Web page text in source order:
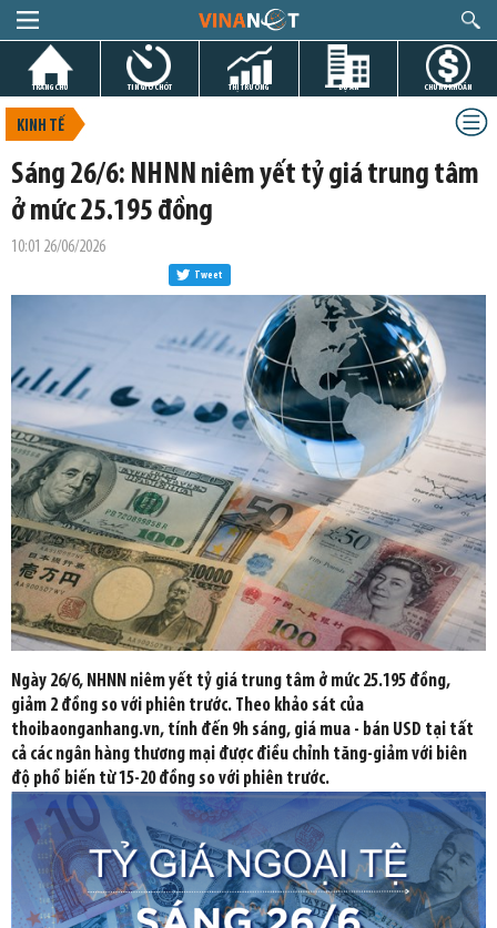
TRANG CHỦ TIN GIỜ CHÓT THỊ TRƯỜNG DỰ ÁN CHỨNG KHOÁN
KINH TẾ
Sáng 26/6: NHNN niêm yết tỷ giá trung tâm
ở mức 25.195 đồng
10:01 26/06/2026
Tweet
Ngày 26/6, NHNN niêm yết tỷ giá trung tâm ở mức 25.195 đồng,
giảm 2 đồng so với phiên trước. Theo khảo sát của
thoibaonganhang.vn, tính đến 9h sáng, giá mua - bán USD tại tất
cả các ngân hàng thương mại được điều chỉnh tăng-giảm với biên
độ phổ biến từ 15-20 đồng so với phiên trước.